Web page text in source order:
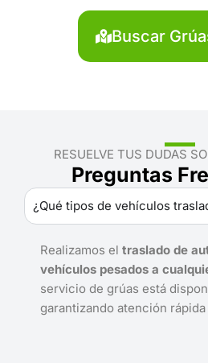
Buscar
RESUELVE TUS DUDAS
Preguntas
¿Qué tipos de vehículos
Realizamos el traslado de
vehículos pesados a
servicio de grúas está
garantizando atención rápida